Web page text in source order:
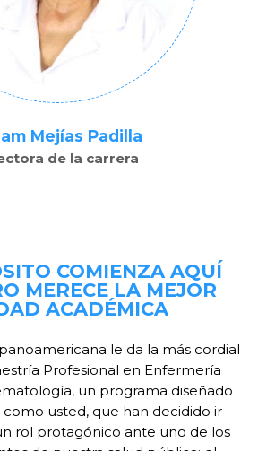
Mejías Padilla
de la carrera
COMIENZA AQUÍ
MERECE LA MEJOR
ACADÉMICA
le da la más cordial
Profesional en Enfermería
un programa diseñado
usted, que han decidido ir
rol protagónico ante uno de los